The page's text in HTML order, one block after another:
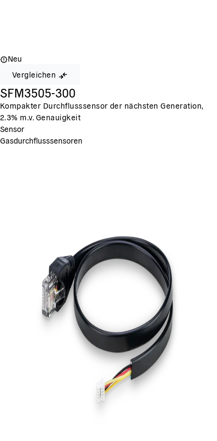
Neu
Vergleichen
SFM3505-300
Kompakter Durchflusssensor der nächsten Generation,
2.3% m.v. Genauigkeit
Sensor
Gasdurchflusssensoren